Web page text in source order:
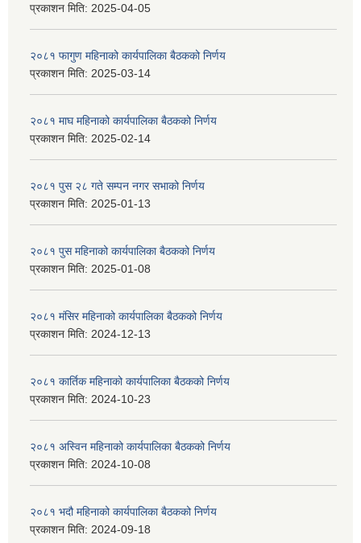
प्रकाशन मिति: 2025-04-05
२०८१ फागुण महिनाको कार्यपालिका बैठकको निर्णय
प्रकाशन मिति: 2025-03-14
२०८१ माघ महिनाको कार्यपालिका बैठकको निर्णय
प्रकाशन मिति: 2025-02-14
२०८१ पुस २८ गते सम्प‍न नगर सभाको निर्णय
प्रकाशन मिति: 2025-01-13
२०८१ पुस महिनाको कार्यपालिका बैठकको निर्णय
प्रकाशन मिति: 2025-01-08
२०८१ मंसिर महिनाको कार्यपालिका बैठकको निर्णय
प्रकाशन मिति: 2024-12-13
२०८१ कार्तिक महिनाको कार्यपालिका बैठकको निर्णय
प्रकाशन मिति: 2024-10-23
२०८१ अस्विन महिनाको कार्यपालिका बैठकको निर्णय
प्रकाशन मिति: 2024-10-08
२०८१ भदौ महिनाको कार्यपालिका बैठकको निर्णय
प्रकाशन मिति: 2024-09-18